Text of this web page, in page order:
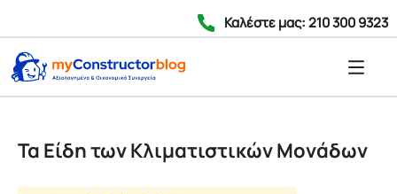
Καλέστε μας: 210 300 9323
Τα Είδη των Κλιματιστικών Μονάδων